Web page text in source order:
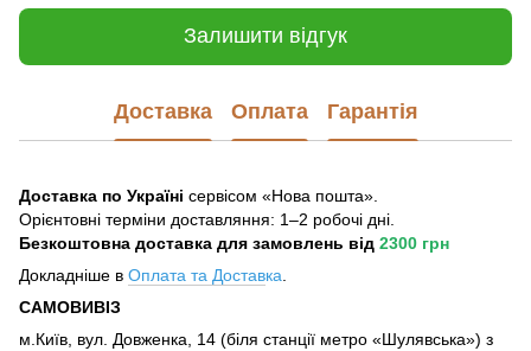
Залишити відгук
Доставка Оплата Гарантія
Доставка по Україні сервісом «Нова пошта».
Орієнтовні терміни доставляння: 1–2 робочі дні.
Безкоштовна доставка для замовлень від 2300 грн
Докладніше в Оплата та Доставка
САМОВИВІЗ
м.Київ, вул. Довженка, 14 (біля станції метро «Шулявська») з